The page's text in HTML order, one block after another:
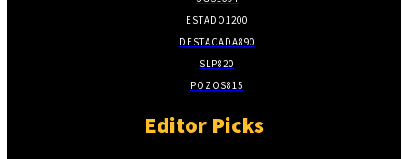
ESTADO1200
DESTACADA890
SLP820
POZOS815
Editor Picks